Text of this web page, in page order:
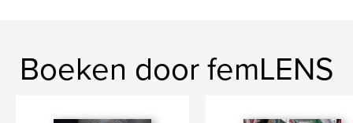
Boeken door femLENS